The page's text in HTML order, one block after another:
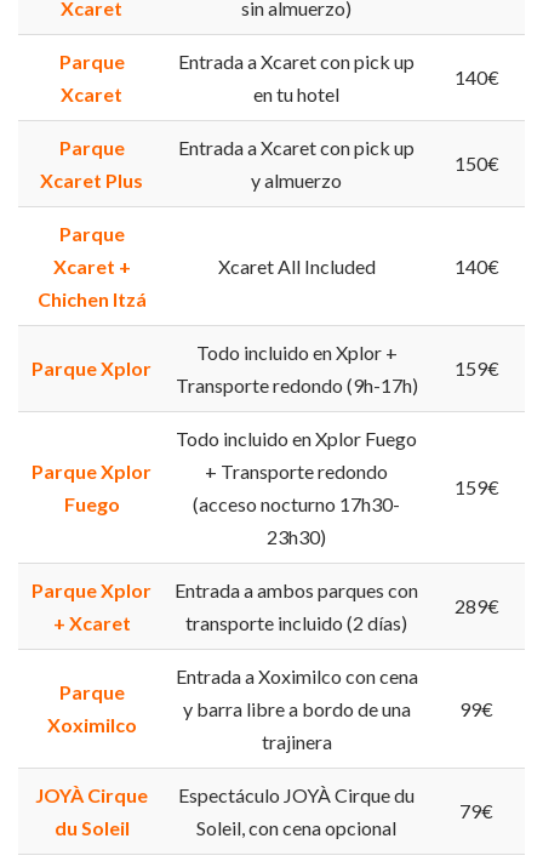
Xcaret sin almuerzo)
Parque
Xcaret
Entrada a Xcaret con pick up
en tu hotel
140€
Parque
Xcaret Plus
Entrada a Xcaret con pick up
y almuerzo
150€
Parque
Xcaret +
Chichen Itzá
Xcaret All Included 140€
Parque Xplor
Todo incluido en Xplor +
Transporte redondo (9h-17h)
159€
Parque Xplor
Fuego
Todo incluido en Xplor Fuego
+ Transporte redondo
(acceso nocturno 17h30-
23h30)
159€
Parque Xplor
+ Xcaret
Entrada a ambos parques con
transporte incluido (2 días)
289€
Parque
Xoximilco
Entrada a Xoximilco con cena
y barra libre a bordo de una
trajinera
99€
JOYÀ Cirque
du Soleil
Espectáculo JOYÀ Cirque du
Soleil, con cena opcional
79€